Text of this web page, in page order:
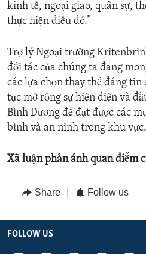
kinh tế, ngoại giao, quân sự,
thực hiện điều đó.”
Trợ lý Ngoại trưởng
đối tác của chúng ta đang
các lựa chọn thay thế đáng tin
tục mở rộng sự hiện diện và
Bình Dương để đạt được các
bình và an ninh trong khu vực.
Xã luận phản ánh quan điểm
Share Follow us
FOLLOW US